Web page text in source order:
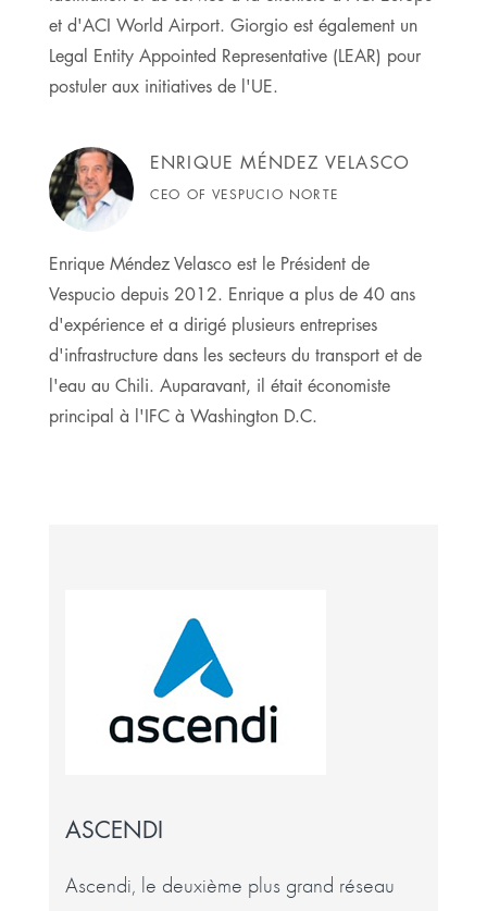
et d'ACI World Airport. Giorgio est également un
Legal Entity Appointed Representative (LEAR) pour
postuler aux initiatives de l'UE.
ENRIQUE MÉNDEZ VELASCO
CEO OF VESPUCIO NORTE
Enrique Méndez Velasco est le Président de
Vespucio depuis 2012. Enrique a plus de 40 ans
d'expérience et a dirigé plusieurs entreprises
d'infrastructure dans les secteurs du transport et de
l'eau au Chili. Auparavant, il était économiste
principal à l'IFC à Washington D.C.
ASCENDI
Ascendi, le deuxième plus grand réseau